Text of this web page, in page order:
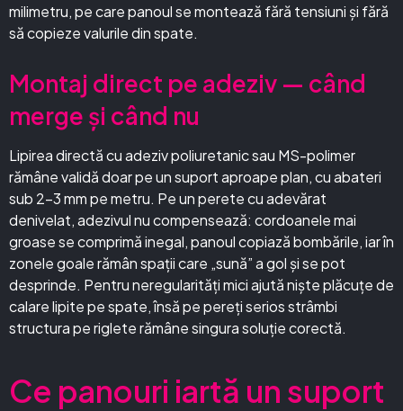
milimetru, pe care panoul se montează fără tensiuni și fără
să copieze valurile din spate.
Montaj direct pe adeziv — când
merge și când nu
Lipirea directă cu adeziv poliuretanic sau MS-polimer
rămâne validă doar pe un suport aproape plan, cu abateri
sub 2–3 mm pe metru. Pe un perete cu adevărat
denivelat, adezivul nu compensează: cordoanele mai
groase se comprimă inegal, panoul copiază bombările, iar în
zonele goale rămân spații care „sună” a gol și se pot
desprinde. Pentru neregularități mici ajută niște plăcuțe de
calare lipite pe spate, însă pe pereți serios strâmbi
structura pe riglete rămâne singura soluție corectă.
Ce panouri iartă un suport